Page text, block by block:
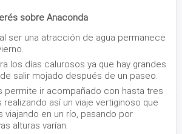
sobre Anaconda
ser una atracción de agua permanece
los días calurosos ya que hay grandes
salir mojado después de un paseo.
permite ir acompañado con hasta tres
realizando así un viaje vertiginoso que
viajando en un río, pasando por
alturas varían.